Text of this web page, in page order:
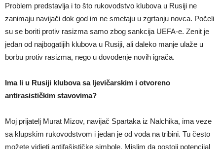
Problem predstavlja i to što rukovodstvo klubova u Rusiji ne
zanimaju navijači dok god im ne smetaju u zgrtanju novca. Počeli
su se boriti protiv rasizma samo zbog sankcija UEFA-e. Zenit je
jedan od najbogatijih klubova u Rusiji, ali daleko manje ulaže u
borbu protiv rasizma, nego u dovođenje novih igrača.
Ima li u Rusiji klubova sa ljevičarskim i otvoreno
antirasističkim stavovima?
Moj prijatelj Murat Mizov, navijač Spartaka iz Nalchika, ima veze
sa klupskim rukovodstvom i jedan je od vođa na tribini. Tu često
možete vidjeti antifašističke simbole. Mislim da postoji potencijal